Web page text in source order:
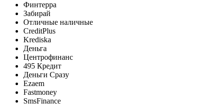
Финтерра
Забирай
Отличные наличные
CreditPlus
Krediska
Деньга
Центрофинанс
495 Кредит
Деньги Сразу
Ezaem
Fastmoney
SmsFinance